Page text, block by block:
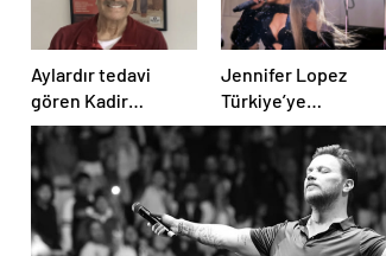
Aylardır tedavi
gören Kadir
İnanır’ın son hali
ortaya çıktı
Jennifer Lopez
Türkiye’ye
gelmeden konser
biletlerine zam
geldi